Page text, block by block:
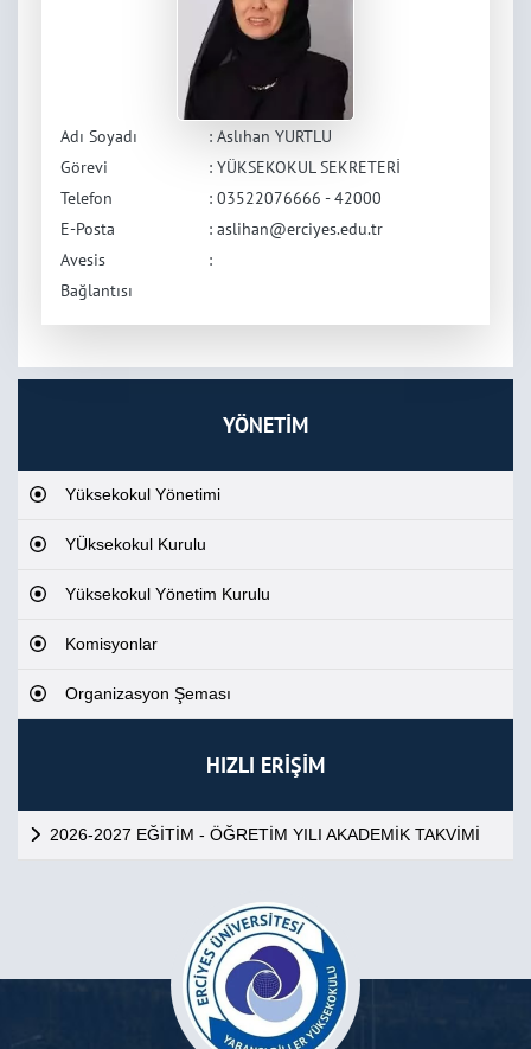
YÖNETİM
Yüksekokul Yönetimi
YÜksekokul Kurulu
Yüksekokul Yönetim Kurulu
Komisyonlar
Organizasyon Şeması
HIZLI ERİŞİM
2026-2027 EĞİTİM - ÖĞRETİM YILI AKADEMİK TAKVİMİ
Adı Soyadı
: Aslıhan YURTLU
Görevi
: YÜKSEKOKUL SEKRETERİ
Telefon
: 03522076666 - 42000
E-Posta
: aslihan@erciyes.edu.tr
Avesis
Bağlantısı
: